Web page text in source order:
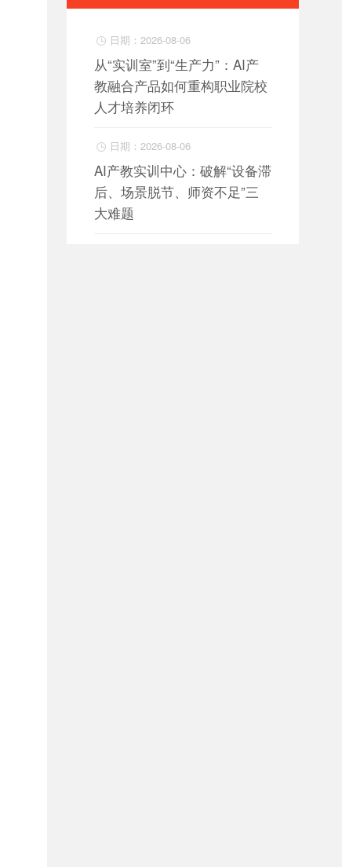
 日期：2026-08-06
从“实训室”到“生产力”：AI产
教融合产品如何重构职业院校
人才培养闭环
 日期：2026-08-06
AI产教实训中心：破解“设备滞
后、场景脱节、师资不足”三
大难题